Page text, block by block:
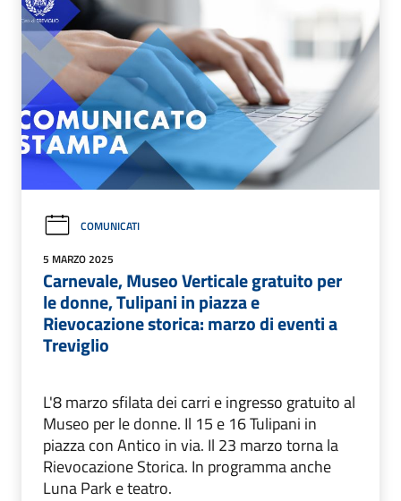
COMUNICATI
5 MARZO 2025
Carnevale, Museo Verticale gratuito per
le donne, Tulipani in piazza e
Rievocazione storica: marzo di eventi a
Treviglio
L'8 marzo sfilata dei carri e ingresso gratuito al
Museo per le donne. Il 15 e 16 Tulipani in
piazza con Antico in via. Il 23 marzo torna la
Rievocazione Storica. In programma anche
Luna Park e teatro.